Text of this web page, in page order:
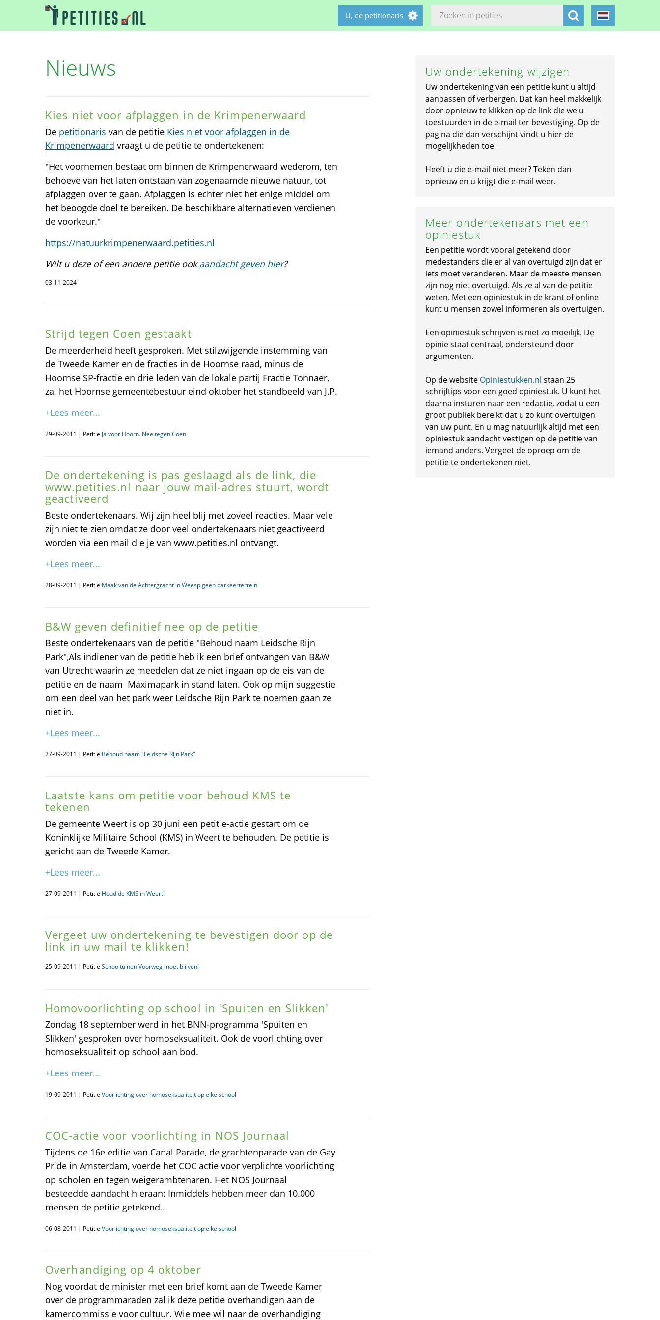
U, de petitionaris
Nieuws
Kies niet voor afplaggen in de Krimpenerwaard
De petitionaris van de petitie Kies niet voor afplaggen in de
Krimpenerwaard vraagt u de petitie te ondertekenen:
"Het voornemen bestaat om binnen de Krimpenerwaard wederom, ten
behoeve van het laten ontstaan van zogenaamde nieuwe natuur, tot
afplaggen over te gaan. Afplaggen is echter niet het enige middel om
het beoogde doel te bereiken. De beschikbare alternatieven verdienen
de voorkeur."
https://natuurkrimpenerwaard.petities.nl
Wilt u deze of een andere petitie ookaandacht geven hier?
03-11-2024
Strijd tegen Coen gestaakt
De meerderheid heeft gesproken. Met stilzwijgende instemming van
de Tweede Kamer en de fracties in de Hoornse raad, minus de
Hoornse SP-fractie en drie leden van de lokale partij Fractie Tonnaer,
zal het Hoornse gemeentebestuur eind oktober het standbeeld van J.P.
+Lees meer...
29-09-2011 | Petitie Ja voor Hoorn. Nee tegen Coen.
De ondertekening is pas geslaagd als de link, die
www.petities.nl naar jouw mail-adres stuurt, wordt
geactiveerd
Beste ondertekenaars. Wij zijn heel blij met zoveel reacties. Maar vele
zijn niet te zien omdat ze door veel ondertekenaars niet geactiveerd
worden via een mail die je van www.petities.nl ontvangt.
+Lees meer...
28-09-2011 | Petitie Maak van de Achtergracht in Weesp geen parkeerterrein
B&W geven definitief nee op de petitie
Beste ondertekenaars van de petitie "Behoud naam Leidsche Rijn
Park",Als indiener van de petitie heb ik een brief ontvangen van B&W
van Utrecht waarin ze meedelen dat ze niet ingaan op de eis van de
petitie en de naam Máximapark in stand laten. Ook op mijn suggestie
om een deel van het park weer Leidsche Rijn Park te noemen gaan ze
niet in.
+Lees meer...
27-09-2011 | Petitie Behoud naam "Leidsche Rijn Park"
Laatste kans om petitie voor behoud KMS te
tekenen
De gemeente Weert is op 30 juni een petitie-actie gestart om de
Koninklijke Militaire School (KMS) in Weert te behouden. De petitie is
gericht aan de Tweede Kamer.
+Lees meer...
27-09-2011 | Petitie Houd de KMS in Weert!
Vergeet uw ondertekening te bevestigen door op de
link in uw mail te klikken!
25-09-2011 | Petitie Schooltuinen Voorweg moet blijven!
Homovoorlichting op school in 'Spuiten en Slikken'
Zondag 18 september werd in het BNN-programma 'Spuiten en
Slikken' gesproken over homoseksualiteit. Ook de voorlichting over
homoseksualiteit op school aan bod.
+Lees meer...
19-09-2011 | Petitie Voorlichting over homoseksualiteit op elke school
COC-actie voor voorlichting in NOS Journaal
Tijdens de 16e editie van Canal Parade, de grachtenparade van de Gay
Pride in Amsterdam, voerde het COC actie voor verplichte voorlichting
op scholen en tegen weigerambtenaren. Het NOS Journaal
besteedde aandacht hieraan: Inmiddels hebben meer dan 10.000
mensen de petitie getekend..
06-08-2011 | Petitie Voorlichting over homoseksualiteit op elke school
Overhandiging op 4 oktober
Nog voordat de minister met een brief komt aan de Tweede Kamer
over de programmaraden zal ik deze petitie overhandigen aan de
kamercommissie voor cultuur. Wie mee wil naar de overhandiging
Uw ondertekening wijzigen
Uw ondertekening van een petitie kunt u altijd
aanpassen of verbergen. Dat kan heel makkelijk
door opnieuw te klikken op de link die we u
toestuurden in de e-mail ter bevestiging. Op de
pagina die dan verschijnt vindt u hier de
mogelijkheden toe.
Heeft u die e-mail niet meer? Teken dan
opnieuw en u krijgt die e-mail weer.
Meer ondertekenaars met een
opiniestuk
Een petitie wordt vooral getekend door
medestanders die er al van overtuigd zijn dat er
iets moet veranderen. Maar de meeste mensen
zijn nog niet overtuigd. Als ze al van de petitie
weten. Met een opiniestuk in de krant of online
kunt u mensen zowel informeren als overtuigen.
Een opiniestuk schrijven is niet zo moeilijk. De
opinie staat centraal, ondersteund door
argumenten.
Op de website Opiniestukken.nl staan 25
schrijftips voor een goed opiniestuk. U kunt het
daarna insturen naar een redactie, zodat u een
groot publiek bereikt dat u zo kunt overtuigen
van uw punt. En u mag natuurlijk altijd met een
opiniestuk aandacht vestigen op de petitie van
iemand anders. Vergeet de oproep om de
petitie te ondertekenen niet.